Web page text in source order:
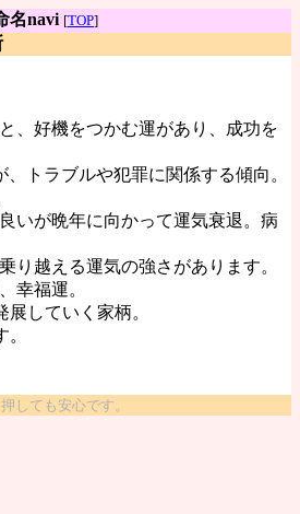
名navi [TOP]
、好機をつかむ運があり、成功を
、トラブルや犯罪に関係する傾向。
いが晩年に向かって運気衰退。病
り越える運気の強さがあります。
幸福運。
していく家柄。
しても安心です。